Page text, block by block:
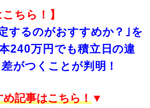
ちら！】
するのがおすすめか？｣を
240万円でも積立日の違
がつくことが判明！
記事はこちら！ ▼